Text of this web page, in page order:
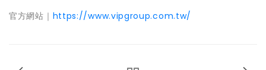
官方網站｜ https://www.vipgroup.com.tw/